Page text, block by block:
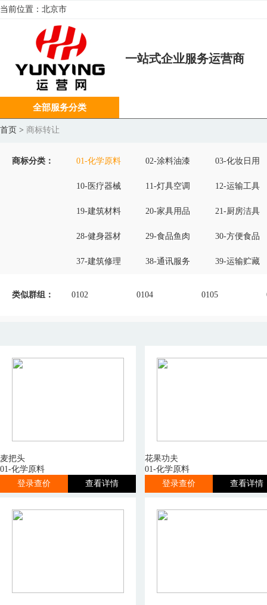
当前位置： 北京市
一站式企业服务运营商
全部服务分类
首页 > 商标转让
商标分类： 01-化学原料 02-涂料油漆 03-化妆日用
10-医疗器械 11-灯具空调 12-运输工具
19-建筑材料 20-家具用品 21-厨房洁具
28-健身器材 29-食品鱼肉 30-方便食品
37-建筑修理 38-通讯服务 39-运输贮藏
类似群组： 0102 0104 0105
麦把头
01-化学原料
登录查价
查看详情
花果功夫
01-化学原料
登录查价
查看详情